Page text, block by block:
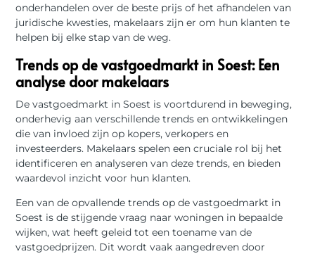
onderhandelen over de beste prijs of het afhandelen van
juridische kwesties, makelaars zijn er om hun klanten te
helpen bij elke stap van de weg.
Trends op de vastgoedmarkt in Soest: Een
analyse door makelaars
De vastgoedmarkt in Soest is voortdurend in beweging,
onderhevig aan verschillende trends en ontwikkelingen
die van invloed zijn op kopers, verkopers en
investeerders. Makelaars spelen een cruciale rol bij het
identificeren en analyseren van deze trends, en bieden
waardevol inzicht voor hun klanten.
Een van de opvallende trends op de vastgoedmarkt in
Soest is de stijgende vraag naar woningen in bepaalde
wijken, wat heeft geleid tot een toename van de
vastgoedprijzen. Dit wordt vaak aangedreven door